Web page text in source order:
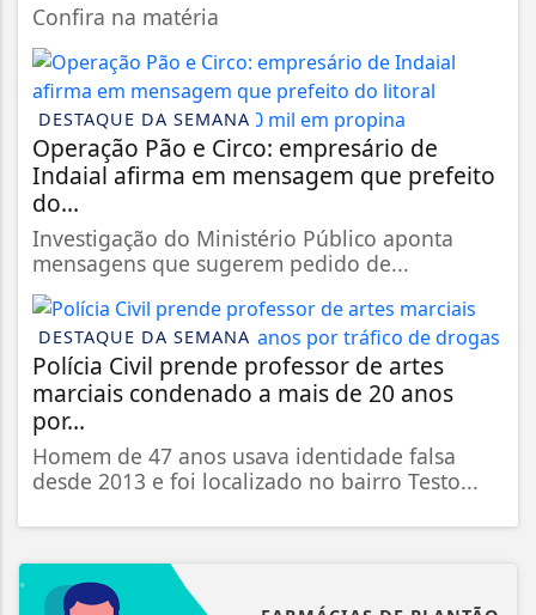
Confira na matéria
DESTAQUE DA SEMANA
Operação Pão e Circo: empresário de
Indaial afirma em mensagem que prefeito
do...
Investigação do Ministério Público aponta
mensagens que sugerem pedido de...
DESTAQUE DA SEMANA
Polícia Civil prende professor de artes
marciais condenado a mais de 20 anos
por...
Homem de 47 anos usava identidade falsa
desde 2013 e foi localizado no bairro Testo...